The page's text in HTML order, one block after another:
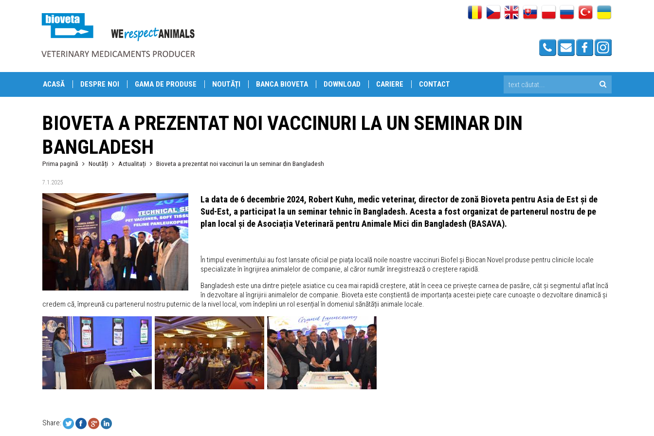
ACASĂ DESPRE NOI GAMA DE PRODUSE NOUTĂȚI BANCA BIOVETA DOWNLOAD CARIERE CONTACT
BIOVETA A PREZENTAT NOI VACCINURI LA UN SEMINAR DIN
BANGLADESH
Prima pagină Noutăți Actualitați Bioveta a prezentat noi vaccinuri la un seminar din Bangladesh
7.1.2025
La data de 6 decembrie 2024, Robert Kuhn, medic veterinar, director de zonă Bioveta pentru Asia de Est și de
Sud-Est, a participat la un seminar tehnic în Bangladesh. Acesta a fost organizat de partenerul nostru de pe
plan local și de Asociația Veterinară pentru Animale Mici din Bangladesh (BASAVA).
În timpul evenimentului au fost lansate oficial pe piața locală noile noastre vaccinuri Biofel și Biocan Novel produse pentru clinicile locale
specializate în îngrijirea animalelor de companie, al căror număr înregistrează o creștere rapidă.
Bangladesh este una dintre piețele asiatice cu cea mai rapidă creștere, atât în ceea ce privește carnea de pasăre, cât și segmentul aflat încă
în dezvoltare al îngrijirii animalelor de companie. Bioveta este conștientă de importanța acestei piețe care cunoaște o dezvoltare dinamică și
credem că, împreună cu partenerul nostru puternic de la nivel local, vom îndeplini un rol esențial în domeniul sănătății animale locale.
Share: